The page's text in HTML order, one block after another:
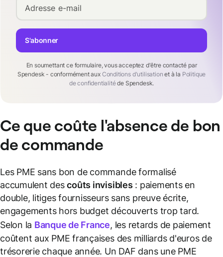
Adresse e-mail
En soumettant ce formulaire, vous acceptez d'être contacté par
Spendesk - conformément aux Conditions d'utilisation et à la Politique
de confidentialitéde Spendesk.
S'abonner
Ce que coûte l'absence de bon
de commande
Les PME sans bon de commande formalisé
accumulent descoûts invisibles : paiements en
double, litiges fournisseurs sans preuve écrite,
engagements hors budget découverts trop tard.
Selon la Banque de France, les retards de paiement
coûtent aux PME françaises des milliards d'euros de
trésorerie chaque année. Un DAF dans une PME